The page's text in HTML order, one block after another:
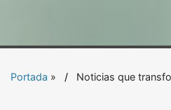
Portada » Noticias que